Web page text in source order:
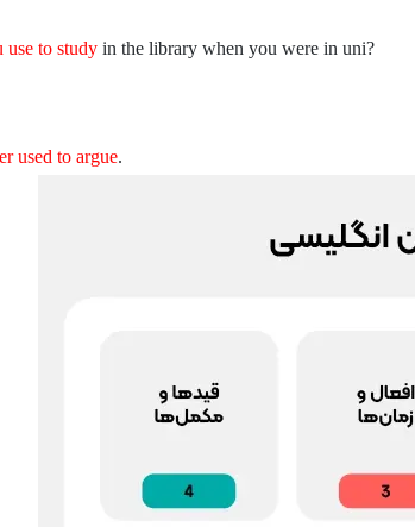
?
use to study in the library when you were in uni
.We
used to argue